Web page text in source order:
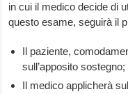
in cui il medico decide di
questo esame, seguirà il
Il paziente,
sull’apposito sostegno;
Il medico applicherà